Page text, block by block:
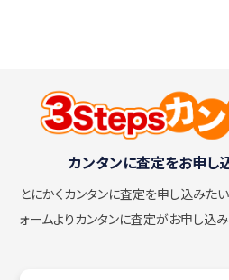
カンタンに査定をお申し
とにかくカンタンに査定を申し込みたい
ォームよりカンタンに査定がお申し込